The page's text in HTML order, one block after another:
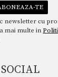
newsletter cu
mai multe in
SOCIAL